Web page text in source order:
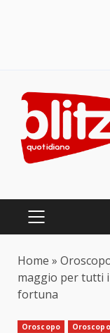
content
PRIMARY
Home »
maggio per tutti
fortuna
Oroscopo